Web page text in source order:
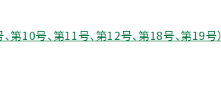
10号、第11号、第12号、第18号、第19号）